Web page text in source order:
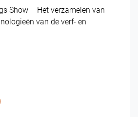
Show – Het verzamelen van
van de verf- en